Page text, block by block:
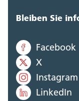
Bleiben Sie
Facebook
X
Instagram
LinkedIn